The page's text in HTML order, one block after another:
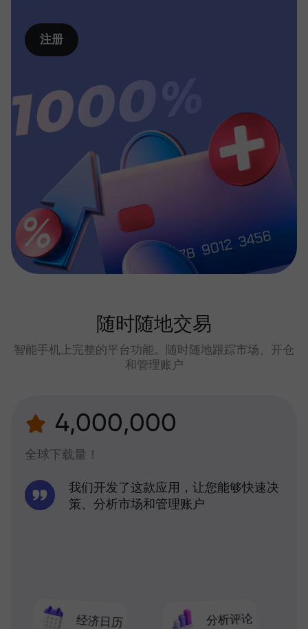
注册
随时随地交易
智能手机上完整的平台功能。随时随地跟踪市场、开仓
和管理账户
4,000,000
全球下载量！
经济日历 分析评论
我们开发了这款应用，让您能够快速决
策、分析市场和管理账户